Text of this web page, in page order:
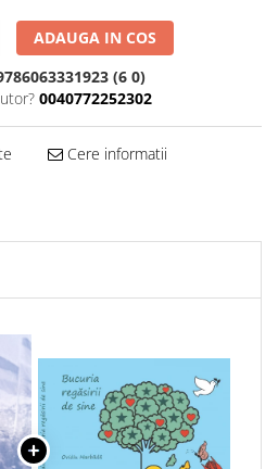
ADAUGA IN COS
(6 0)
0040772252302
Cere informatii